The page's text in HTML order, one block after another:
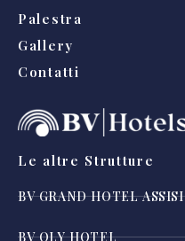
Palestra
Gallery
Contatti
Le altre Strutture
BV GRAND HOTEL ASSISI
BV OLY HOTEL